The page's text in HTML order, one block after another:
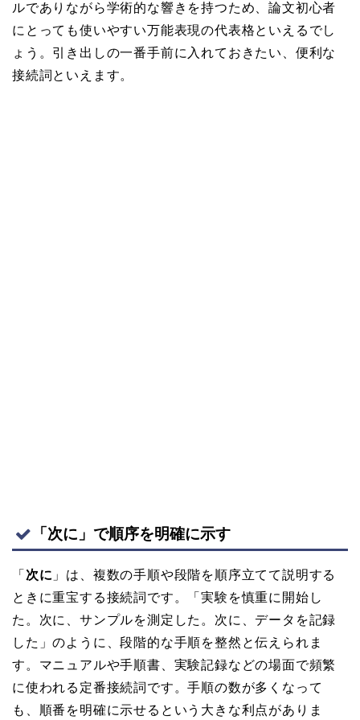
ルでありながら学術的な響きを持つため、論文初心者
にとっても使いやすい万能表現の代表格といえるでし
ょう。引き出しの一番手前に入れておきたい、便利な
接続詞といえます。
「次に」で順序を明確に示す
「 次に 」は、複数の手順や段階を順序立てて説明する
ときに重宝する接続詞です。「実験を慎重に開始し
た。次に、サンプルを測定した。次に、データを記録
した」のように、段階的な手順を整然と伝えられま
す。マニュアルや手順書、実験記録などの場面で頻繁
に使われる定番接続詞です。手順の数が多くなって
も、順番を明確に示せるという大きな利点がありま